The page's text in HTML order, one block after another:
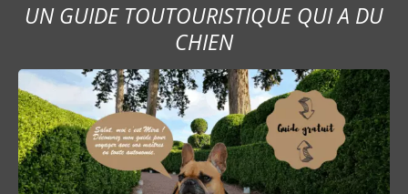
UN GUIDE TOUTOURISTIQUE QUI A DU
CHIEN